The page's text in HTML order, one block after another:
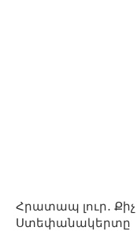
Հրատապ լուր․
Ստեփանակերտը